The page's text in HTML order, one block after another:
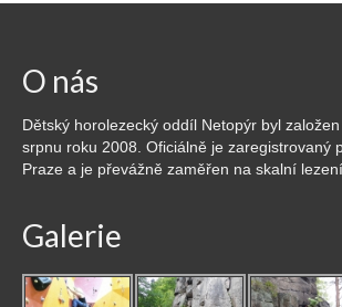
2011
2010
2008
Odkazy
O nás
Dětský horolezecký oddíl Netopýr byl
srpnu roku 2008. Oficiálně je zaregistrovaný
Praze a je převážně zaměřen na skalní lezení.
Galerie